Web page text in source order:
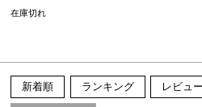
在庫切れ
新着順 ランキング レビュ